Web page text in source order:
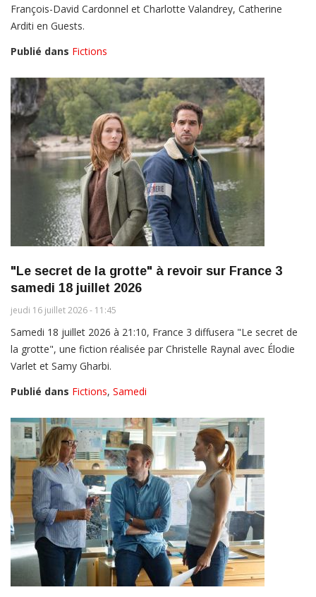
François-David Cardonnel et Charlotte Valandrey, Catherine
Arditi en Guests.
Publié dans Fictions
"Le secret de la grotte" à revoir sur France 3
samedi 18 juillet 2026
jeudi 16 juillet 2026 - 11:45
Samedi 18 juillet 2026 à 21:10, France 3 diffusera "Le secret de
la grotte", une fiction réalisée par Christelle Raynal avec Élodie
Varlet et Samy Gharbi.
Publié dans Fictions, Samedi